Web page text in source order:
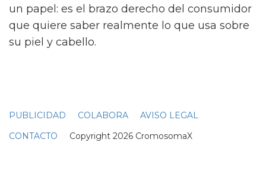
un papel: es el brazo derecho del consumidor
que quiere saber realmente lo que usa sobre
su piel y cabello.
PUBLICIDAD COLABORA
AVISO LEGAL
CONTACTO Copyright 2026 CromosomaX